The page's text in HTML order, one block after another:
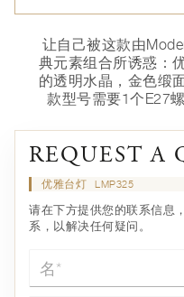
让自己被这款由
典元素组合所诱惑：
的透明水晶，金色缎
款型号需要1个E27
REQUEST A
优雅台灯 LMP325
请在下方提供您的联系信息
系，以解决任何疑问。
名*